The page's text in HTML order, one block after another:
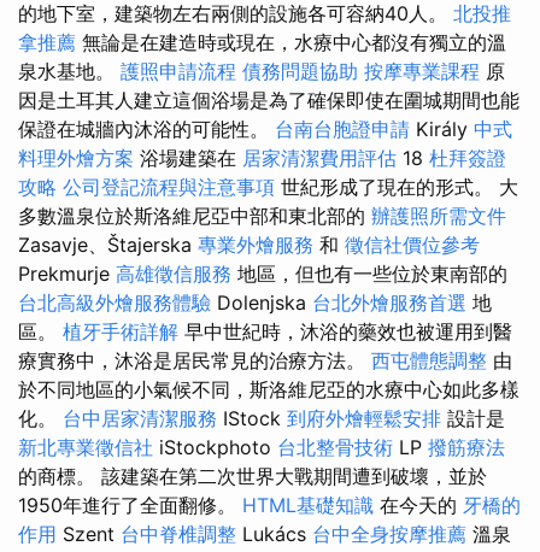
的地下室，建築物左右兩側的設施各可容納40人。 北投推
拿推薦 無論是在建造時或現在，水療中心都沒有獨立的溫
泉水基地。 護照申請流程 債務問題協助 按摩專業課程 原
因是土耳其人建立這個浴場是為了確保即使在圍城期間也能
保證在城牆內沐浴的可能性。 台南台胞證申請 Király 中式
料理外燴方案 浴場建築在 居家清潔費用評估 18 杜拜簽證
攻略 公司登記流程與注意事項 世紀形成了現在的形式。 大
多數溫泉位於斯洛維尼亞中部和東北部的 辦護照所需文件
Zasavje、Štajerska 專業外燴服務 和 徵信社價位參考
Prekmurje 高雄徵信服務 地區，但也有一些位於東南部的
台北高級外燴服務體驗 Dolenjska 台北外燴服務首選 地
區。 植牙手術詳解 早中世紀時，沐浴的藥效也被運用到醫
療實務中，沐浴是居民常見的治療方法。 西屯體態調整 由
於不同地區的小氣候不同，斯洛維尼亞的水療中心如此多樣
化。 台中居家清潔服務 IStock 到府外燴輕鬆安排 設計是
新北專業徵信社 iStockphoto 台北整骨技術 LP 撥筋療法
的商標。 該建築在第二次世界大戰期間遭到破壞，並於
1950年進行了全面翻修。 HTML基礎知識 在今天的 牙橋的
作用 Szent 台中脊椎調整 Lukács 台中全身按摩推薦 溫泉